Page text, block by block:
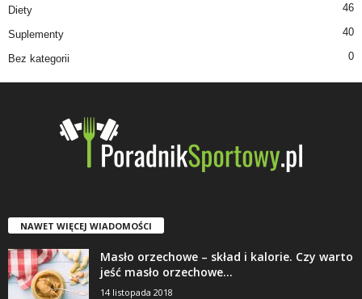
Diety 46
Suplementy 40
Bez kategorii 0
NAWET WIĘCEJ WIADOMOŚCI
Masło orzechowe – skład i kalorie. Czy warto
jeść masło orzechowe...
14 listopada 2018